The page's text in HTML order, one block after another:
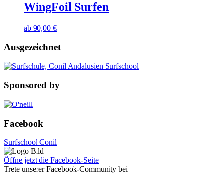
WingFoil Surfen
ab 90,00 €
Ausgezeichnet
Sponsored by
Facebook
Surfschool Conil
Öffne jetzt die Facebook-Seite
Trete unserer Facebook-Community bei